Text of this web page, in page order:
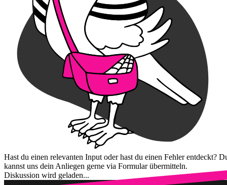
Hast du einen relevanten Input oder hast du einen Fehler entdeckt?
kannst uns dein Anliegen gerne via Formular übermitteln.
Diskussion wird geladen...